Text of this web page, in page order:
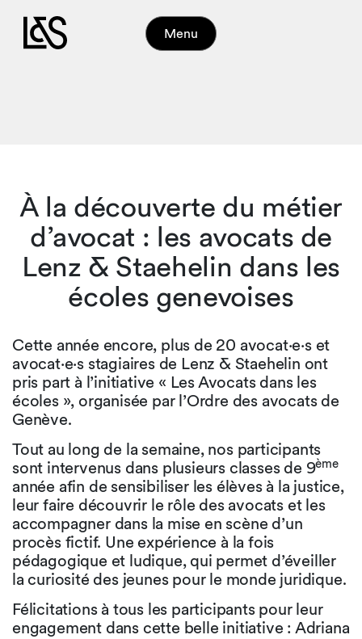
Menu
À la découverte du métier
d’avocat : les avocats de
Lenz & Staehelin dans les
écoles genevoises
Cette année encore, plus de 20 avocat·e·s et
avocat·e·s stagiaires de Lenz & Staehelin ont
pris part à l’initiative « Les Avocats dans les
écoles », organisée par l’Ordre des avocats de
Genève.
Tout au long de la semaine, nos participants
sont intervenus dans plusieurs classes de 9ème
année afin de sensibiliser les élèves à la justice,
leur faire découvrir le rôle des avocats et les
accompagner dans la mise en scène d’un
procès fictif. Une expérience à la fois
pédagogique et ludique, qui permet d’éveiller
la curiosité des jeunes pour le monde juridique.
Félicitations à tous les participants pour leur
engagement dans cette belle initiative : Adriana